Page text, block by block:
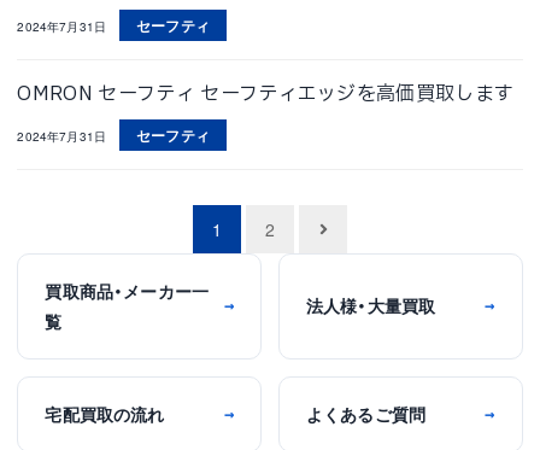
2024年7月31日 セーフティ
OMRON セーフティ セーフティエッジを高価買取します
2024年7月31日 セーフティ
稿
ゲ
1 2
買取商品・メーカー一
覧
→ 法人様・大量買取 →
宅配買取の流れ → よくあるご質問 →